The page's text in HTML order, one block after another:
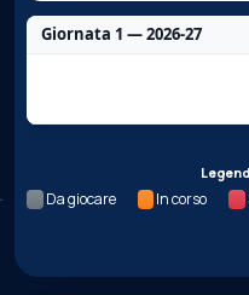
Giornata 1 — 2026-27
Da giocare In corso